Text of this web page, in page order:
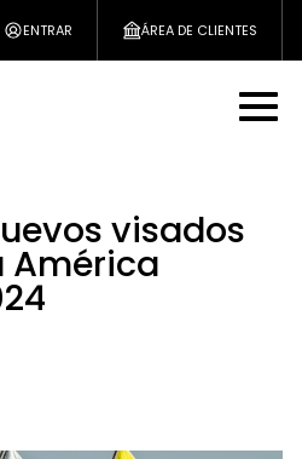
ENTRAR ÁREA DE CLIENTES
visados
América